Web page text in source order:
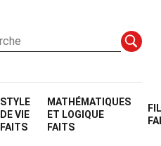
STYLE
DE VIE
FAITS
MATHÉMATIQUES
ET LOGIQUE
FAITS